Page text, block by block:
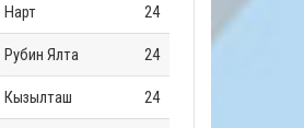
Нарт 24
Рубин Ялта 24
Кызылташ 24